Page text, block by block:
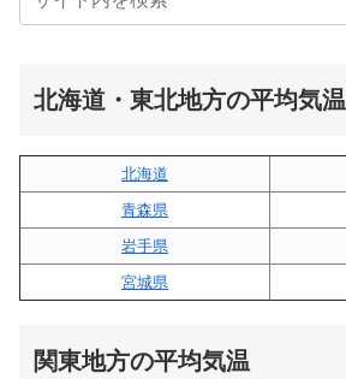
北海道・東北地方の平均気温
北海道
青森県
岩手県
宮城県
関東地方の平均気温